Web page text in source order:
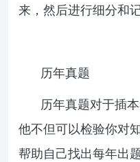
来，然后进行细分和记
历年真题
历年真题对于插
他不但可以检验你对
帮助自己找出每年出